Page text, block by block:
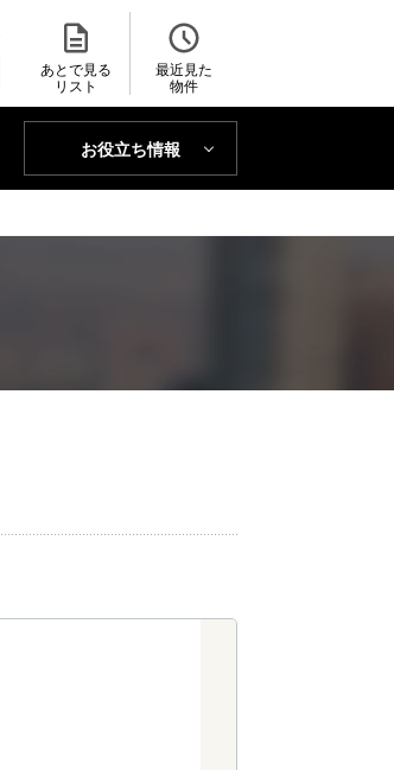
あとで見る
リスト
最近見た
物件
お役立ち情報
MAJOR'S BLOG